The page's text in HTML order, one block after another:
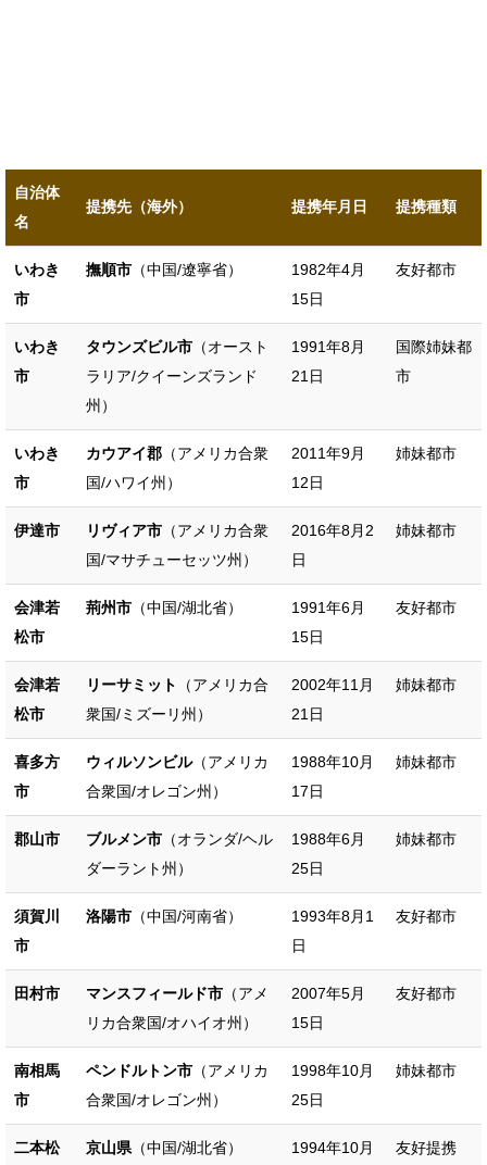
自治体
名
提携先（海外） 提携年月日 提携種類
いわき
市
撫順市 （中国/遼寧省）
1982年4月
15日
友好都市
いわき
市
タウンズビル市 （オースト
ラリア/クイーンズランド
州）
1991年8月
21日
国際姉妹都
市
いわき
市
カウアイ郡 （アメリカ合衆
国/ハワイ州）
2011年9月
12日
姉妹都市
伊達市 リヴィア市 （アメリカ合衆
国/マサチューセッツ州）
2016年8月2
日
姉妹都市
会津若
松市
荊州市 （中国/湖北省）
1991年6月
15日
友好都市
会津若
松市
リーサミット
（アメリカ合
衆国/ミズーリ州）
2002年11月
21日
姉妹都市
喜多方
市
ウィルソンビル（アメリカ
合衆国/オレゴン州）
1988年10月
17日
姉妹都市
郡山市 ブルメン市 （オランダ/ヘル
ダーラント州）
1988年6月
25日
姉妹都市
須賀川
市
洛陽市 （中国/河南省）
1993年8月1
日
友好都市
田村市 マンスフィールド市 （アメ
リカ合衆国/オハイオ州）
2007年5月
15日
友好都市
南相馬
市
ペンドルトン市 （アメリカ
合衆国/オレゴン州）
1998年10月
25日
姉妹都市
二本松 京山県（中国/湖北省） 1994年10月 友好提携